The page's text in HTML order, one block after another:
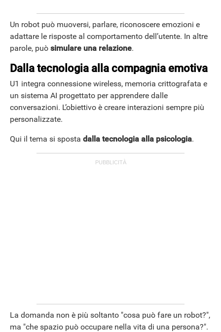
Un robot può muoversi, parlare, riconoscere emozioni e
adattare le risposte al comportamento dell’utente. In altre
parole, può simulare una relazione.
Dalla tecnologia alla compagnia emotiva
U1 integra connessione wireless, memoria crittografata e
un sistema AI progettato per apprendere dalle
conversazioni. L’obiettivo è creare interazioni sempre più
personalizzate.
Qui il tema si sposta dalla tecnologia alla psicologia.
La domanda non è più soltanto "cosa può fare un robot?",
ma "che spazio può occupare nella vita di una persona?".